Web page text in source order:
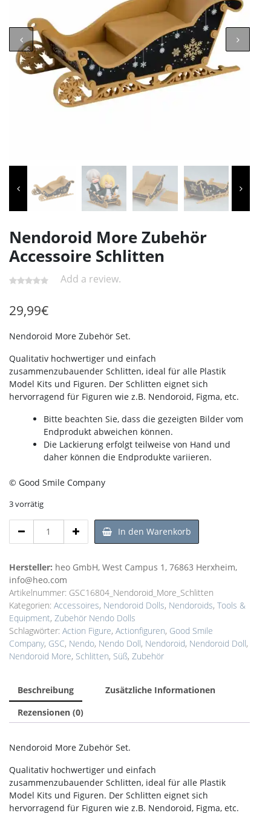
Nendoroid More Zubehör
Accessoire Schlitten
Add a review.
29,99€
Nendoroid More Zubehör Set.
Qualitativ hochwertiger und einfach
zusammenzubauender Schlitten, ideal für alle Plastik
Model Kits und Figuren. Der Schlitten eignet sich
hervorragend für Figuren wie z.B. Nendoroid, Figma, etc.
Bitte beachten Sie, dass die gezeigten Bilder vom
Endprodukt abweichen können.
Die Lackierung erfolgt teilweise von Hand und
daher können die Endprodukte variieren.
© Good Smile Company
3 vorrätig
More
Accessoire
Schlitten
Menge
In den Warenkorb
Hersteller: heo GmbH, West Campus 1, 76863 Herxheim,
info@heo.com
Artikelnummer: GSC16804_Nendoroid_More_Schlitten
Kategorien: Accessoires, Nendoroid Dolls, Nendoroids, Tools &
Equipment, Zubehör Nendo Dolls
Schlagwörter: Action Figure, Actionfiguren, Good Smile
Company, GSC, Nendo, Nendo Doll, Nendoroid, Nendoroid Doll,
Nendoroid More, Schlitten, Süß, Zubehör
Beschreibung
Zusätzliche Informationen
Rezensionen (0)
Nendoroid More Zubehör Set.
Qualitativ hochwertiger und einfach
zusammenzubauender Schlitten, ideal für alle Plastik
Model Kits und Figuren. Der Schlitten eignet sich
hervorragend für Figuren wie z.B. Nendoroid, Figma, etc.